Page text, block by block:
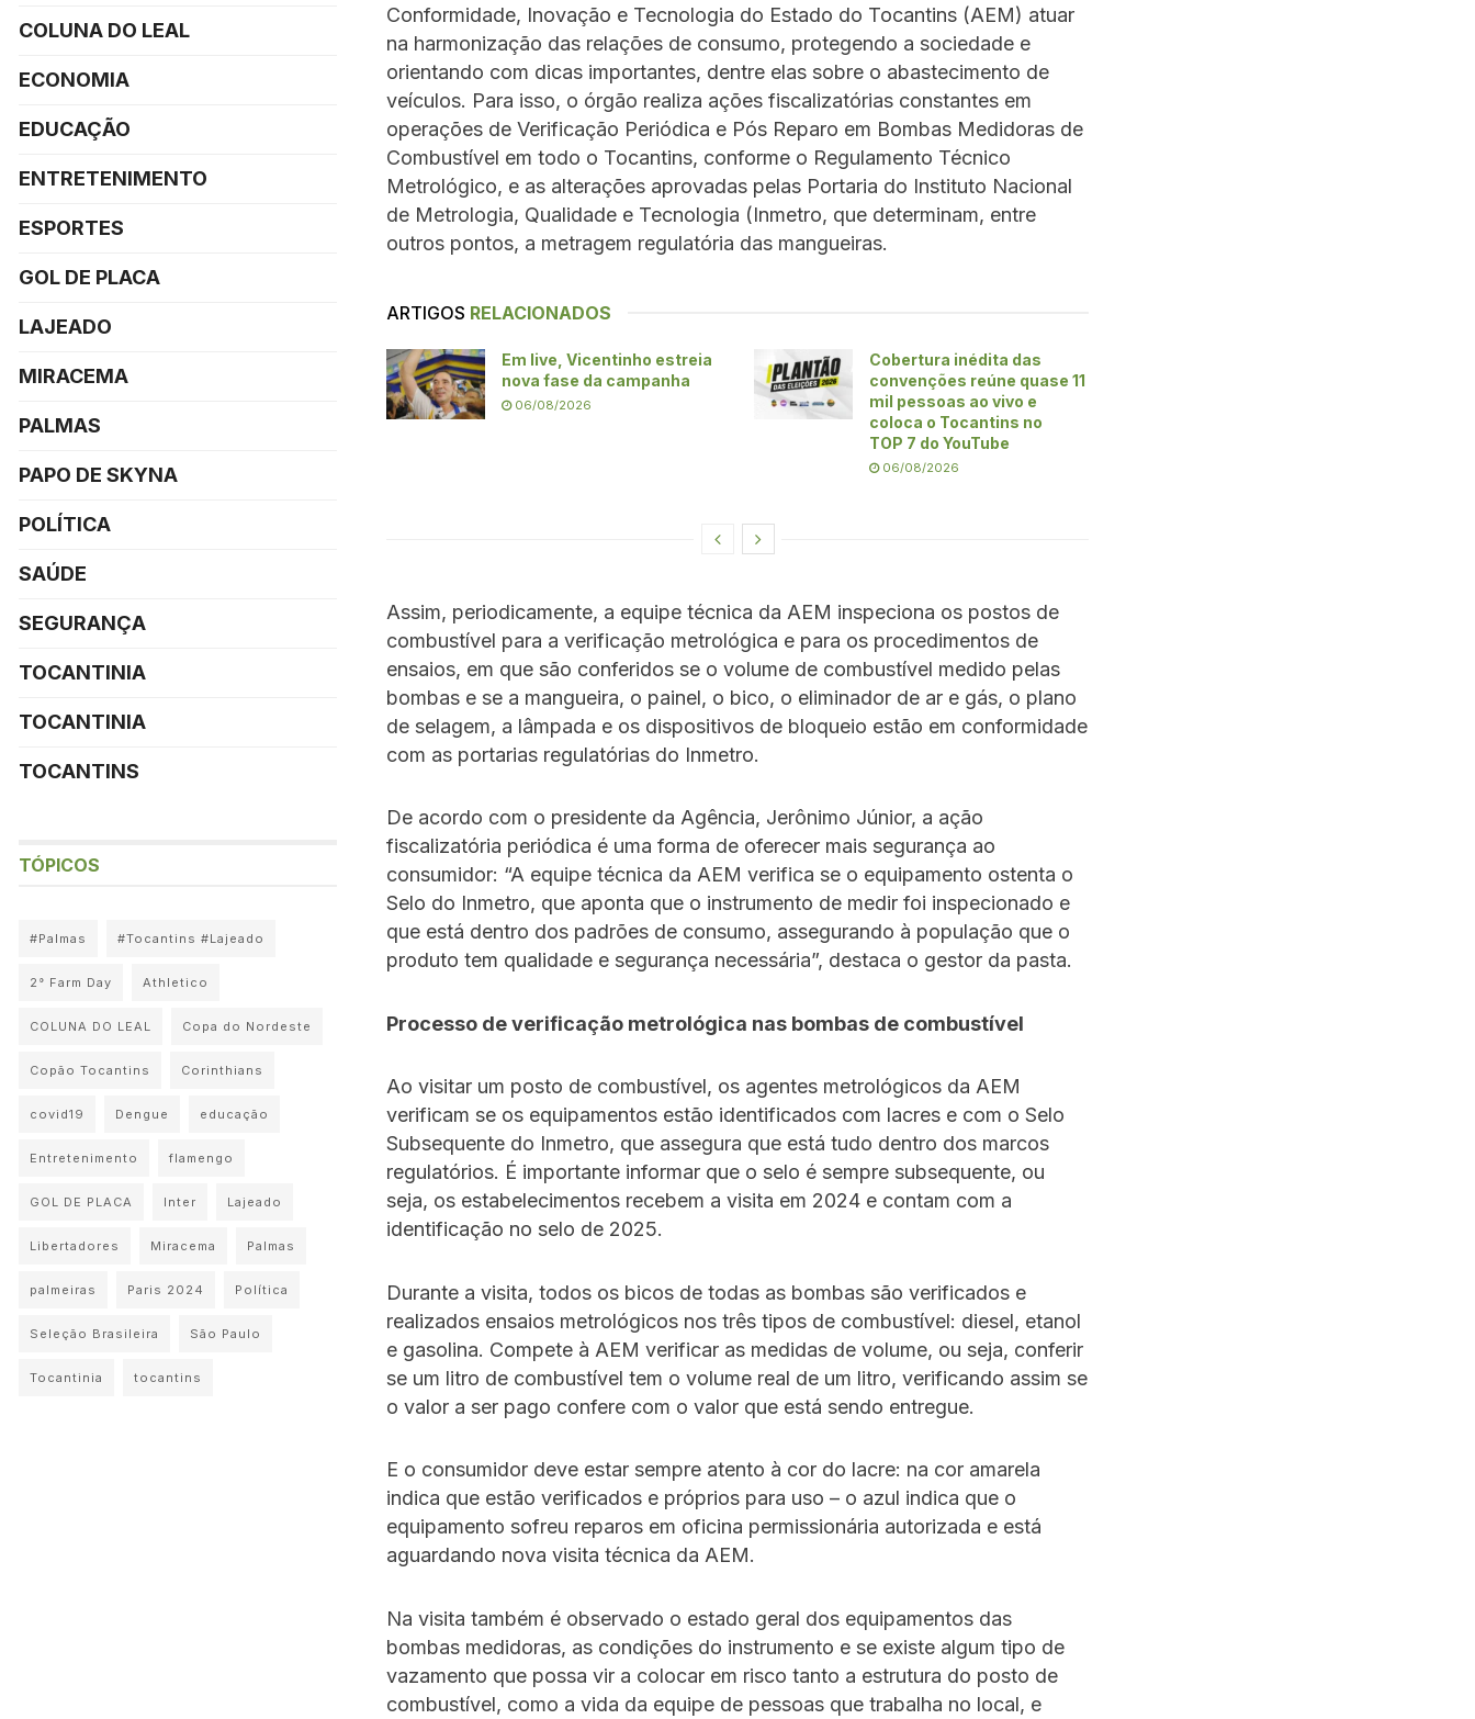
Conformidade, Inovação e Tecnologia do Estado do Tocantins (AEM) atuar
na harmonização das relações de consumo, protegendo a sociedade e
orientando com dicas importantes, dentre elas sobre o abastecimento de
veículos. Para isso, o órgão realiza ações fiscalizatórias constantes em
operações de Verificação Periódica e Pós Reparo em Bombas Medidoras de
Combustível em todo o Tocantins, conforme o Regulamento Técnico
Metrológico, e as alterações aprovadas pelas Portaria do Instituto Nacional
de Metrologia, Qualidade e Tecnologia (Inmetro, que determinam, entre
outros pontos, a metragem regulatória das mangueiras.
ARTIGOS RELACIONADOS
Em live, Vicentinho estreia
nova fase da campanha
06/08/2026
Cobertura inédita das
convenções reúne quase 11
mil pessoas ao vivo e
coloca o Tocantins no
TOP 7 do YouTube
06/08/2026
Assim, periodicamente, a equipe técnica da AEM inspeciona os postos de
combustível para a verificação metrológica e para os procedimentos de
ensaios, em que são conferidos se o volume de combustível medido pelas
bombas e se a mangueira, o painel, o bico, o eliminador de ar e gás, o plano
de selagem, a lâmpada e os dispositivos de bloqueio estão em conformidade
com as portarias regulatórias do Inmetro.
De acordo com o presidente da Agência, Jerônimo Júnior, a ação
fiscalizatória periódica é uma forma de oferecer mais segurança ao
consumidor: “A equipe técnica da AEM verifica se o equipamento ostenta o
Selo do Inmetro, que aponta que o instrumento de medir foi inspecionado e
que está dentro dos padrões de consumo, assegurando à população que o
produto tem qualidade e segurança necessária”, destaca o gestor da pasta.
Processo de verificação metrológica nas bombas de combustível
Ao visitar um posto de combustível, os agentes metrológicos da AEM
verificam se os equipamentos estão identificados com lacres e com o Selo
Subsequente do Inmetro, que assegura que está tudo dentro dos marcos
regulatórios. É importante informar que o selo é sempre subsequente, ou
seja, os estabelecimentos recebem a visita em 2024 e contam com a
identificação no selo de 2025.
Durante a visita, todos os bicos de todas as bombas são verificados e
realizados ensaios metrológicos nos três tipos de combustível: diesel, etanol
e gasolina. Compete à AEM verificar as medidas de volume, ou seja, conferir
se um litro de combustível tem o volume real de um litro, verificando assim se
o valor a ser pago confere com o valor que está sendo entregue.
E o consumidor deve estar sempre atento à cor do lacre: na cor amarela
indica que estão verificados e próprios para uso – o azul indica que o
equipamento sofreu reparos em oficina permissionária autorizada e está
aguardando nova visita técnica da AEM.
Na visita também é observado o estado geral dos equipamentos das
bombas medidoras, as condições do instrumento e se existe algum tipo de
vazamento que possa vir a colocar em risco tanto a estrutura do posto de
combustível, como a vida da equipe de pessoas que trabalha no local, e
COLUNA DO LEAL
ECONOMIA
EDUCAÇÃO
ENTRETENIMENTO
ESPORTES
GOL DE PLACA
LAJEADO
MIRACEMA
PALMAS
PAPO DE SKYNA
POLÍTICA
SAÚDE
SEGURANÇA
TOCANTINIA
TOCANTINIA
TOCANTINS
TÓPICOS
#Palmas #Tocantins #Lajeado
2° Farm Day Athletico
COLUNA DO LEAL Copa do Nordeste
Copão Tocantins Corinthians
covid19 Dengue educação
Entretenimento flamengo
GOL DE PLACA Inter Lajeado
Libertadores Miracema Palmas
palmeiras Paris 2024 Política
Seleção Brasileira São Paulo
Tocantinia tocantins